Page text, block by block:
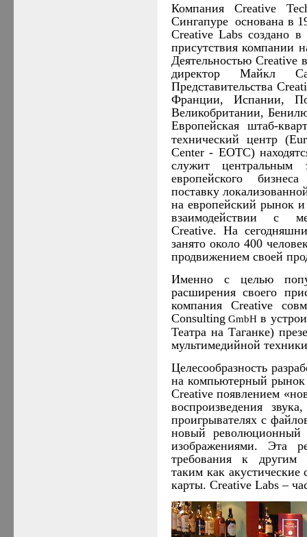
Компания Creative
Сингапуре основана в
Creative Labs создано
присутствия компании
Деятельностью Creative
директор Майкл
Представительства
Франции, Испании,
Великобритании,
Европейская штаб-
технический центр
Center - EOTC)
служит центральным
европейского
поставку
на европейский рынок
взаимодействии с
Creative. На
занято около 400
продвижением своей
Именно с целью
расширения своего
компания Creative
Consulting GmbH в
Театра на Таганке)
мультимедийной
Целесообразность
на компьютерный рынок
Creative появлением
воспроизведения
проигрывателях с
новый
изображениями. Эта
требования к другим
таким как
карты. Creative Labs–